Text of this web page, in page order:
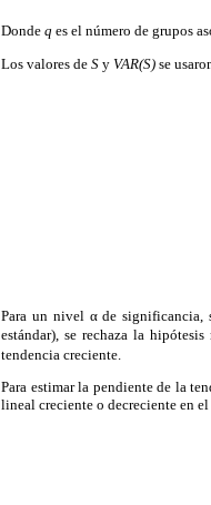
Donde q es el número de grupos
Los valores de S y VAR(S) se
Para un nivel α de
estándar), se rechaza la
tendencia creciente.
Para estimar la pendiente de la
lineal creciente o decreciente en